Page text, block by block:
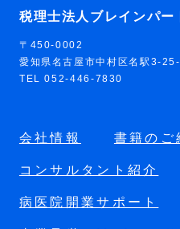
税理士法人ブレインパー
〒450-0002
愛知県名古屋市中村区名駅3-
TEL 052-446-7830
会社情報 書籍のご
コンサルタント紹介
病医院開業サポート